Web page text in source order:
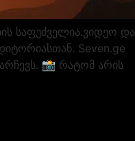
საფუძველია.ვიდეო და
Seven.ge
📸 რატომ არის